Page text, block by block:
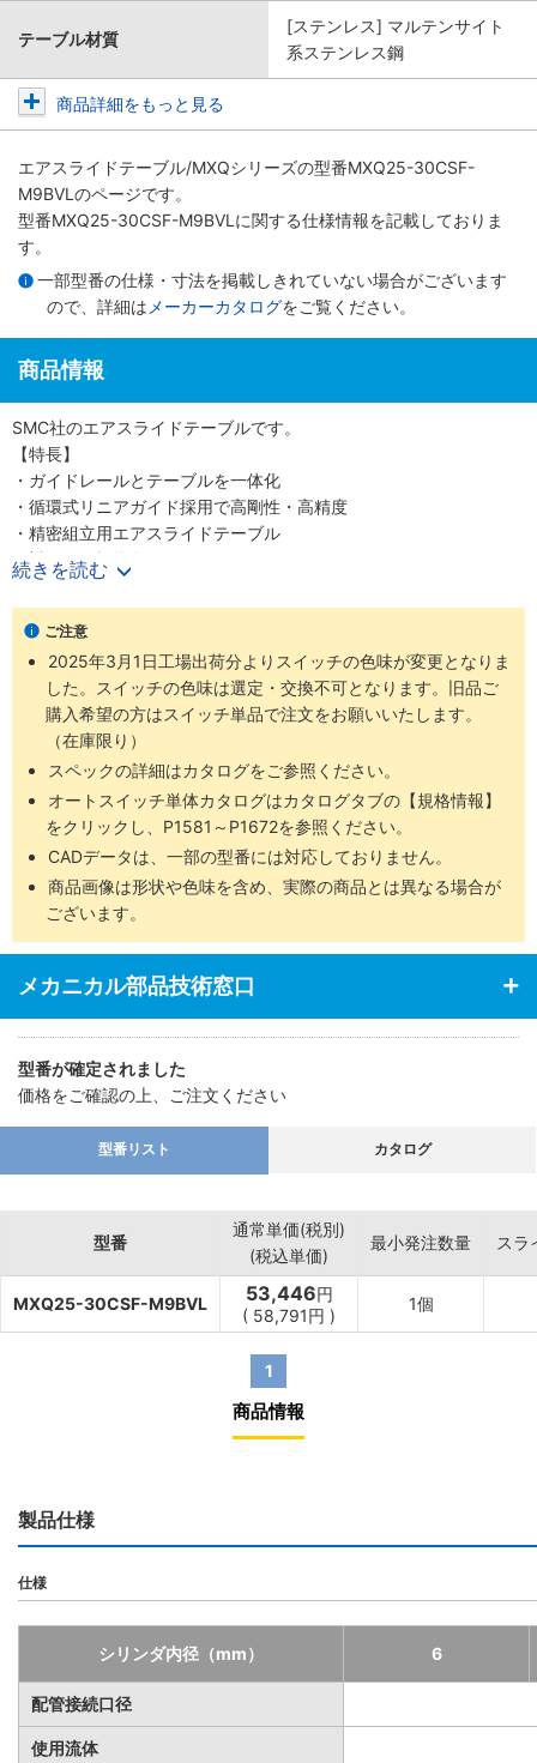
テーブル材質
[ステンレス] マルテンサイト
系ステンレス鋼
商品詳細をもっと見る
エアスライドテーブル/MXQシリーズの型番MXQ25-30CSF-
M9BVLのページです。
型番MXQ25-30CSF-M9BVLに関する仕様情報を記載しておりま
す。
一部型番の仕様・寸法を掲載しきれていない場合がございます
ので、詳細は メーカーカタログをご覧ください。
商品情報
SMC社のエアスライドテーブルです。
【特長】
・ガイドレールとテーブルを一体化
・循環式リニアガイド採用で高剛性・高精度
・精密組立用エアスライドテーブル
・対称形も標準化
・安全面を考慮したオートスイッチ取付溝
・豊富なオプション群
・耐荷重性の向上
・ワーク・ボディの取付再現性向上
・エンドプレート部強度アップ
・エンドプレートは超々ジュラルミンを使用（バッファ付は除く）
続きを読む
ご注意
2025年3月1日工場出荷分よりスイッチの色味が変更となりま
した。スイッチの色味は選定・交換不可となります。旧品ご
購入希望の方はスイッチ単品で注文をお願いいたします。
（在庫限り）
スペックの詳細はカタログをご参照ください。
オートスイッチ単体カタログはカタログタブの【規格情報】
をクリックし、P1581～P1672を参照ください。
CADデータは、一部の型番には対応しておりません。
商品画像は形状や色味を含め、実際の商品とは異なる場合が
ございます。
メカニカル部品技術窓口
型番が確定されました
価格をご確認の上、ご注文ください
型番リスト カタログ
型番
通常単価(税別)
(税込単価)
最小発注数量 スラ
MXQ25-30CSF-M9BVL 53,446円
( 58,791円 )
1個
1
商品情報
製品仕様
仕様
シリンダ内径（mm） 6
配管接続口径
使用流体